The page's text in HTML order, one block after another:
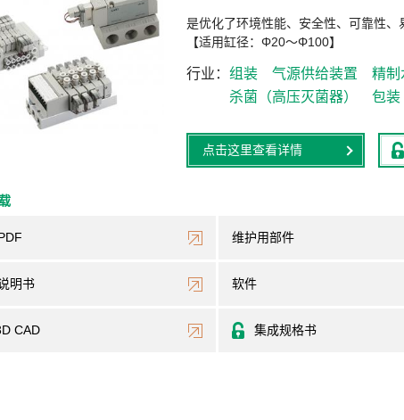
是优化了环境性能、安全性、可靠性、
【适用缸径：Φ20～Φ100】
行业 组装 气源供给装置 精制
杀菌（高压灭菌器）
包装
点击这里查看详情
维护用部件
明书 软件
CAD 集成规格书